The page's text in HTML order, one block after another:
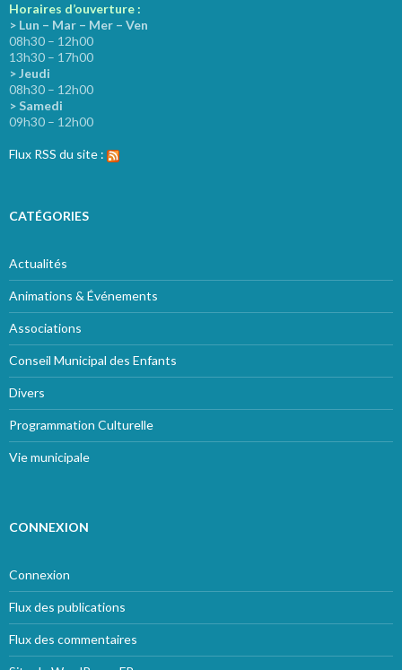
Horaires d’ouverture :
> Lun – Mar – Mer – Ven
08h30 – 12h00
13h30 – 17h00
> Jeudi
08h30 – 12h00
> Samedi
09h30 – 12h00
Flux RSS du site :
CATÉGORIES
Actualités
Animations & Événements
Associations
Conseil Municipal des Enfants
Divers
Programmation Culturelle
Vie municipale
CONNEXION
Connexion
Flux des publications
Flux des commentaires